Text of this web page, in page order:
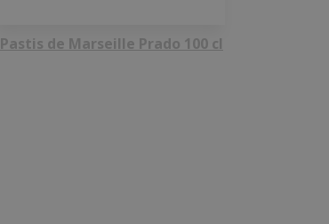
Pastis de Marseille Prado 100 cl